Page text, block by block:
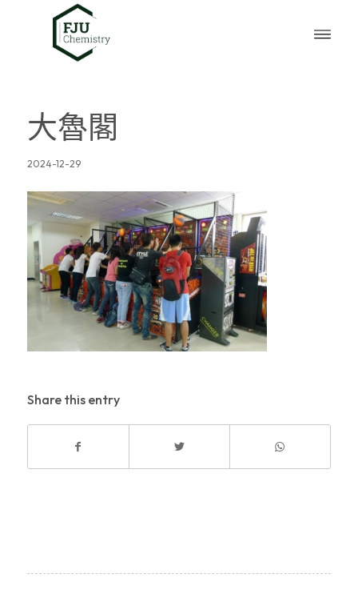
大魯閣
2024-12-29
Share this entry